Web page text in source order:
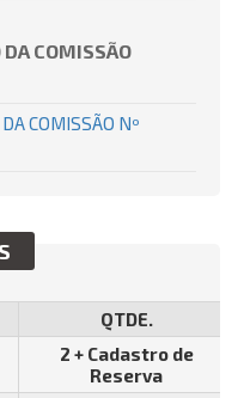
DA COMISSÃO
COMISSÃO Nº
QTDE.
2 + Cadastro de
Reserva